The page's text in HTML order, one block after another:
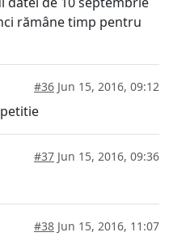
rămâne timp pentru
#36 Jun 15, 2016, 09:12
#37 Jun 15, 2016, 09:36
#38 Jun 15, 2016, 11:07